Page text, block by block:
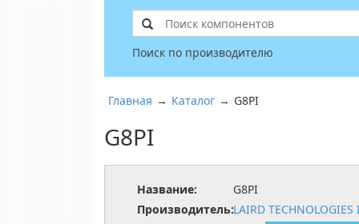
Поиск по производителю
Главная → Каталог → G8PI
G8PI
Название:
G8PI
Производитель:LAIRD TECHNOLOGIES